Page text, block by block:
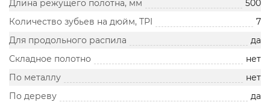
Длина режущего полотна, мм
500
Количество зубьев на дюйм, TPI
7
Для продольного распила
да
Складное полотно
нет
По металлу
нет
По дереву
да